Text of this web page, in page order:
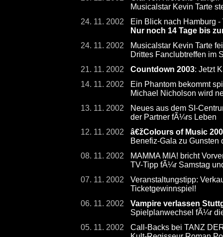
Musicalstar Kevin Tarte
24. 11. 2002
Ein Blick nach Hamburg -
Nur noch 14 Tage bis
24. 11. 2002
Musicalstar Kevin Tarte
Drittes Fanclubtreffen im
21. 11. 2002
Countdown 2003: Jetzt
14. 11. 2002
Ein Phantom bekommt
Michael Nicholson wird
13. 11. 2002
Neues aus dem SI-
der Partner fÃ¼rs Leben
12. 11. 2002
â€žColours of Music
Benefiz-Gala zu Gunsten
08. 11. 2002
MAMMA MIA! bricht
TV-Tipp fÃ¼r Samstag
07. 11. 2002
Veranstaltungstipp:
Ticketgewinnspiel!
06. 11. 2002
Vampire verlassen
Spielplanwechsel fÃ¼r
05. 11. 2002
Call-Backs bei TANZ